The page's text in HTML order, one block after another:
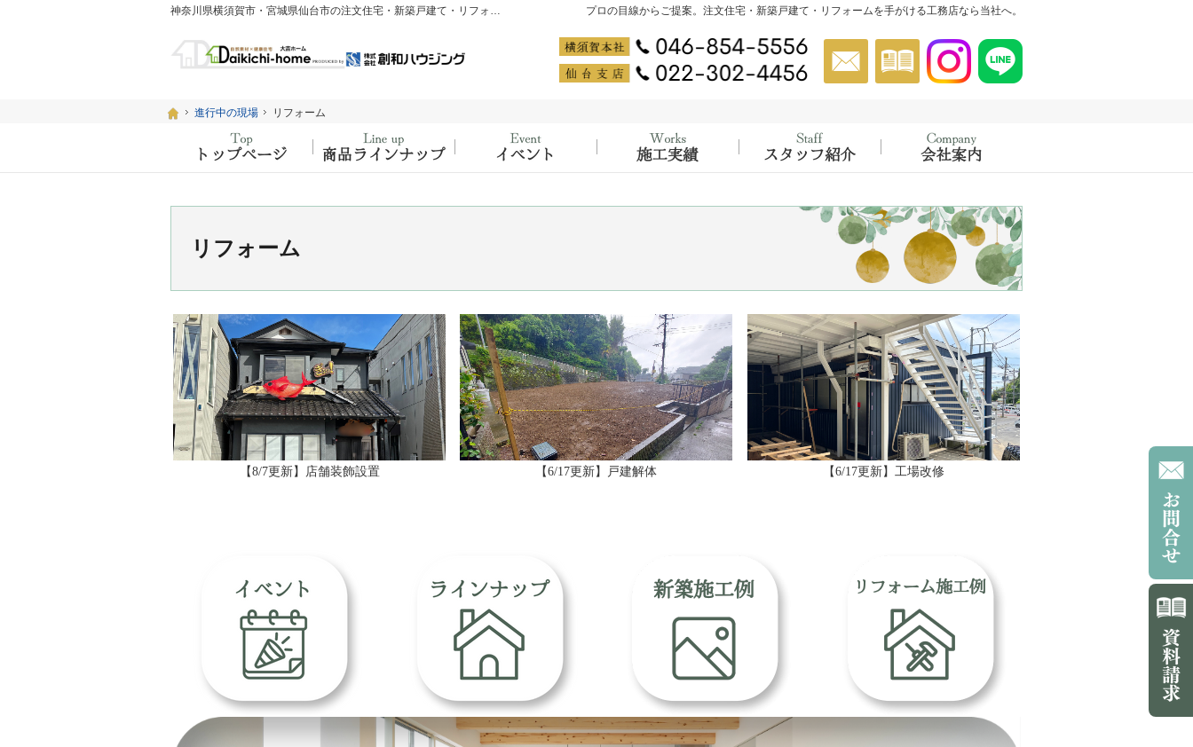
ホーム
進行中の現場 リフォーム
リフォーム
プロの目線からご提案。注文住宅・新築戸建て・リフォームを手がける工務店なら当社へ。
神奈川県横須賀市・宮城県仙台市の注文住宅・新築戸建て・リフォームを手がける工務店なら大吉ホーム PRODUCED by 創和ハウジング
【8/7更新】店舗装飾設置 【6/17更新】戸建解体 【6/17更新】工場改修
046-854-5556
022-302-4456
資料請求 Instagram
ホーム
進行中の現場 リフォーム